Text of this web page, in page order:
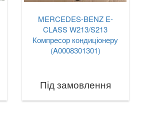
MERCEDES-BENZ E-
CLASS W213/S213
Компресор кондиціонеру
(A0008301301)
Під замовлення